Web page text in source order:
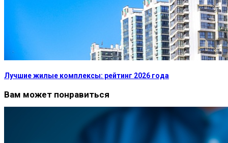
Лучшие жилые комплексы: рейтинг 2026 года
Вам может понравиться